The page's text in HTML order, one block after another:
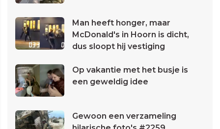
Man heeft honger, maar
McDonald's in Hoorn is dicht,
dus sloopt hij vestiging
Op vakantie met het busje is
een geweldig idee
Gewoon een verzameling